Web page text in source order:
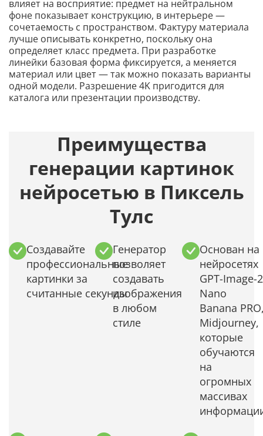
влияет на восприятие: предмет на нейтральном
фоне показывает конструкцию, в интерьере —
сочетаемость с пространством. Фактуру материала
лучше описывать конкретно, поскольку она
определяет класс предмета. При разработке
линейки базовая форма фиксируется, а меняется
материал или цвет — так можно показать варианты
одной модели. Разрешение 4K пригодится для
каталога или презентации производству.
Преимущества
генерации картинок
нейросетью в Пиксель
Тулс
Создавайте
профессиональные
картинки за
считанные секунды
Генератор
позволяет
создавать
изображения
в любом
стиле
Основан на
нейросетях
GPT-Image-
Nano
Banana
Midjourney,
которые
обучаются
на
огромных
массивах